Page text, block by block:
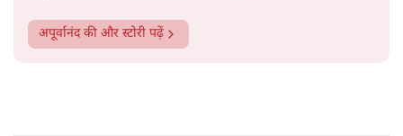
अपूर्वानंदकी और स्टोरी पढ़ें